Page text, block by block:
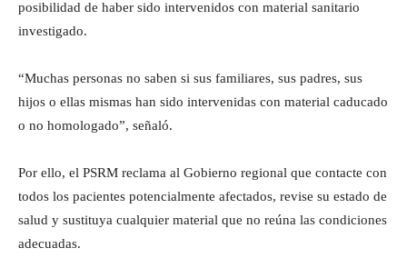
posibilidad de haber sido intervenidos con material sanitario
investigado.
“Muchas personas no saben si sus familiares, sus padres, sus
hijos o ellas mismas han sido intervenidas con material caducado
o no homologado”, señaló.
Por ello, el PSRM reclama al Gobierno regional que contacte con
todos los pacientes potencialmente afectados, revise su estado de
salud y sustituya cualquier material que no reúna las condiciones
adecuadas.